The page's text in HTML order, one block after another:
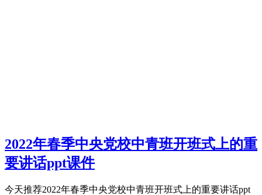
2022年春季中央党校中青班开班式上的重
要讲话ppt课件
今天推荐2022年春季中央党校中青班开班式上的重要讲话ppt